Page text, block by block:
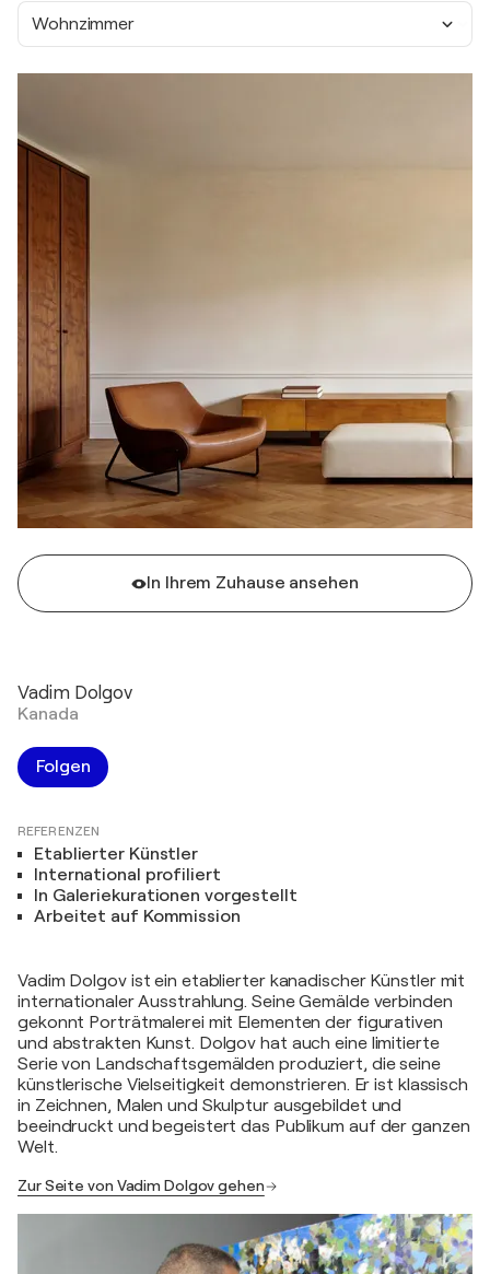
Wohnzimmer
In Ihrem Zuhause ansehen
Vadim Dolgov
Kanada
Folgen
REFERENZEN
Etablierter Künstler
International profiliert
In Galeriekurationen vorgestellt
Arbeitet auf Kommission
Vadim Dolgov ist ein etablierter kanadischer Künstler mit
internationaler Ausstrahlung. Seine Gemälde verbinden
gekonnt Porträtmalerei mit Elementen der figurativen
und abstrakten Kunst. Dolgov hat auch eine limitierte
Serie von Landschaftsgemälden produziert, die seine
künstlerische Vielseitigkeit demonstrieren. Er ist klassisch
in Zeichnen, Malen und Skulptur ausgebildet und
beeindruckt und begeistert das Publikum auf der ganzen
Welt.
Zur Seite von Vadim Dolgov gehen